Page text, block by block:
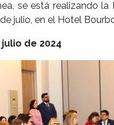
se está realizando
julio, en el Hotel
de 2024